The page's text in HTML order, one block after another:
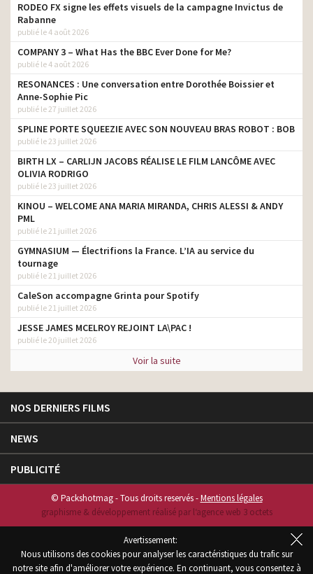
RODEO FX signe les effets visuels de la campagne Invictus de
Rabanne
publié le 4 août 2026
COMPANY 3 – What Has the BBC Ever Done for Me?
publié le 4 août 2026
RESONANCES : Une conversation entre Dorothée Boissier et
Anne-Sophie Pic
publié le 27 juillet 2026
SPLINE PORTE SQUEEZIE AVEC SON NOUVEAU BRAS ROBOT : BOB
publié le 23 juillet 2026
BIRTH LX – CARLIJN JACOBS RÉALISE LE FILM LANCÔME AVEC
OLIVIA RODRIGO
publié le 23 juillet 2026
KINOU – WELCOME ANA MARIA MIRANDA, CHRIS ALESSI & ANDY
PML
publié le 21 juillet 2026
GYMNASIUM — Électrifions la France. L’IA au service du
tournage
publié le 21 juillet 2026
CaleSon accompagne Grinta pour Spotify
publié le 21 juillet 2026
JESSE JAMES MCELROY REJOINT LA\PAC !
publié le 20 juillet 2026
Voir la suite
NOS DERNIERS FILMS
NEWS
PUBLICITÉ
© Packshotmag - Tous droits reservés -Mentions légales
graphisme & développement réalisé par l‘agence web 3 octets
Avertissement:
Nous utilisons des cookies pour analyser les caractéristiques du trafic sur
notre site afin d'améliorer votre expérience. En continuant, vous consentez à